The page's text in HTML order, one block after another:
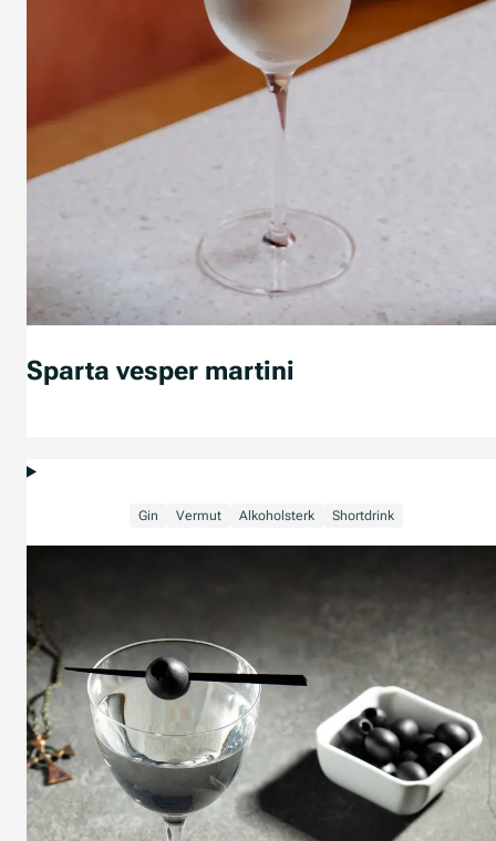
Sparta vesper martini
Gin Vermut Alkoholsterk Shortdrink